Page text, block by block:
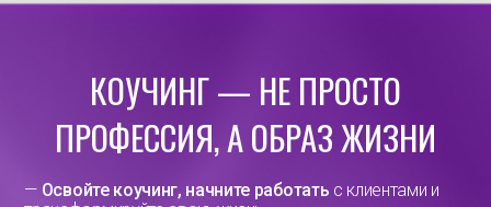
КОУЧИНГ — НЕ ПРОСТО
ПРОФЕССИЯ, А ОБРАЗ ЖИЗНИ
— Освойте коучинг, начните работать с клиентами и